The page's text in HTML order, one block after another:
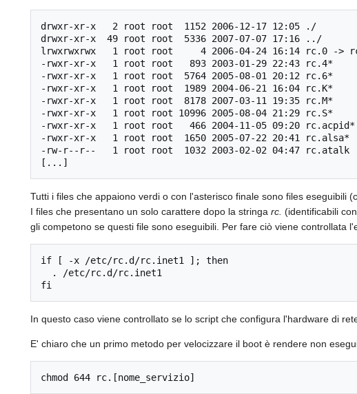
drwxr-xr-x   2 root root  1152 2006-12-17 12:05 ./
drwxr-xr-x  49 root root  5336 2007-07-07 17:16 ../
lrwxrwxrwx   1 root root     4 2006-04-24 16:14 rc.0 ->
-rwxr-xr-x   1 root root   893 2003-01-29 22:43 rc.4*
-rwxr-xr-x   1 root root  5764 2005-08-01 20:12 rc.6*
-rwxr-xr-x   1 root root  1989 2004-06-21 16:04 rc.K*
-rwxr-xr-x   1 root root  8178 2007-03-11 19:35 rc.M*
-rwxr-xr-x   1 root root 10996 2005-08-04 21:29 rc.S*
-rwxr-xr-x   1 root root   466 2004-11-05 09:20 rc.acpid*
-rwxr-xr-x   1 root root  1650 2005-07-22 20:41 rc.alsa*
-rw-r--r--   1 root root  1032 2003-02-02 04:47 rc.atalk
Tutti i files che appaiono verdi o con l'asterisco finale sono files eseguibili
I files che presentano un solo carattere dopo la stringa rc. (identificabili
gli competono se questi file sono eseguibili. Per fare ciò viene controllata
if [ -x /etc/rc.d/rc.inet1 ]; then
In questo caso viene controllato se lo script che configura l'hardware di
E' chiaro che un primo metodo per velocizzare il boot è rendere non
chmod 644 rc.[nome_servizio]